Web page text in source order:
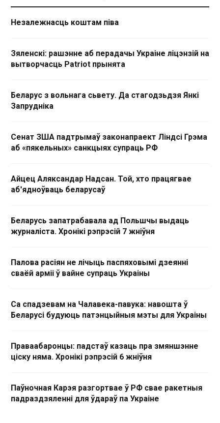
Незалежнасць коштам піва
Зяленскі: рашэнне аб перадачы Украіне ліцэнзій на
вытворчасць Patriot прынята
Беларус з вольнага сьвету. Да стагодзьдзя Янкі
Запрудніка
Сенат ЗША падтрымаў законапраект Ліндсі Грэма
аб «пякельных» санкцыях супраць РФ
Айцец Аляксандар Надсан. Той, хто працягвае
аб'ядноўваць беларусаў
Беларусь запатрабавала ад Польшчы выдаць
журналіста. Хронікі рэпрэсій 7 жніўня
Палова расіян не лічыць паспяховымі дзеянні
сваёй арміі ў вайне супраць Украіны
Са спадзевам на Чалавека-павука: навошта ў
Беларусі будуюць патэнцыйныя мэты для Украіны
Праваабаронцы: падстаў казаць пра змяншэнне
ціску няма. Хронікі рэпрэсій 6 жніўня
Паўночная Карэя разгортвае ў РФ свае ракетныя
падраздзяленні для ўдараў па Украіне